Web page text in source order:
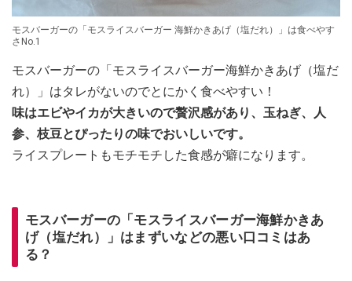
モスバーガーの「モスライスバーガー 海鮮かきあげ（塩だれ）」は食べやす
さNo.1
モスバーガーの「モスライスバーガー海鮮かきあげ（塩だ
れ）」はタレがないのでとにかく食べやすい！
味はエビやイカが大きいので贅沢感があり、玉ねぎ、人
参、枝豆とぴったりの味でおいしいです。
ライスプレートもモチモチした食感が癖になります。
モスバーガーの「モスライスバーガー海鮮かきあ
げ（塩だれ）」はまずいなどの悪い口コミはあ
る？